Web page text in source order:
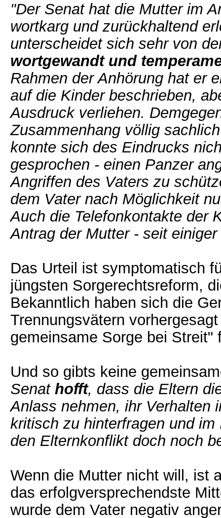
"Der Senat hat die Mutter im
wortkarg und zurückhaltend
unterscheidet sich sehr von
wortgewandt und
Rahmen der Anhörung hat er
auf die Kinder beschrieben,
Ausdruck verliehen.
Zusammenhang völlig
konnte sich des Eindrucks
gesprochen - einen Panzer
Angriffen des Vaters zu
dem Vater nach Möglichkeit
Auch die Telefonkontakte der
Antrag der Mutter - seit
Das Urteil ist symptomatisch
jüngsten Sorgerechtsreform,
Bekanntlich haben sich die
Trennungsvätern
gemeinsame Sorge bei Streit"
Und so gibts keine
Senat hofft, dass die Eltern
Anlass nehmen, ihr Verhalten
kritisch zu hinterfragen und
den Elternkonflikt doch noch
Wenn die Mutter nicht will, ist
das erfolgversprechendste
wurde dem Vater negativ